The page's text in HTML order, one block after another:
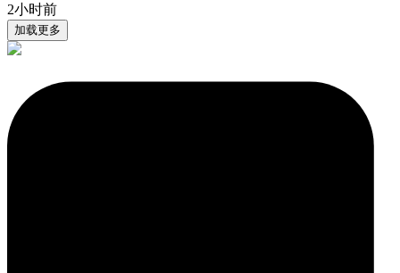
2小时前
加载更多